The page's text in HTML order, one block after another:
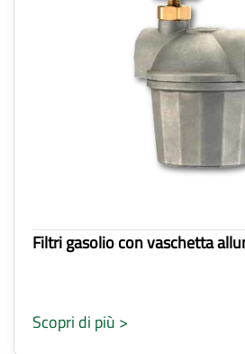
Filtri gasolio con vaschetta
Scopri di più >